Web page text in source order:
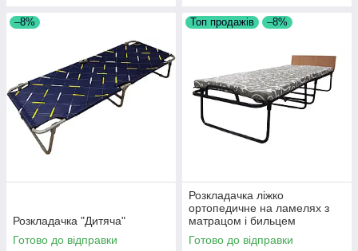
–8%
Розкладачка "Дитяча"
Готово до відправки
Топ продажів –8%
Розкладачка ліжко
ортопедичне на ламелях з
матрацом і бильцем
"Венеція" | Розкладне ліжко
Готово до відправки